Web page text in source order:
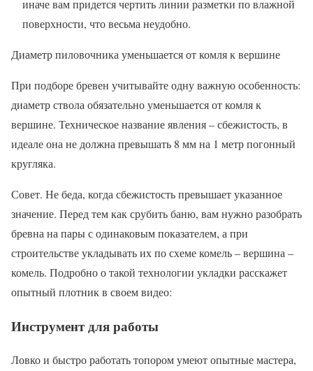
иначе вам придется чертить линии разметки по влажной
поверхности, что весьма неудобно.
Диаметр пиловочника уменьшается от комля к вершине
При подборе бревен учитывайте одну важную особенность:
диаметр ствола обязательно уменьшается от комля к
вершине. Техническое название явления – сбежистость, в
идеале она не должна превышать 8 мм на 1 метр погонный
кругляка.
Совет. Не беда, когда сбежистость превышает указанное
значение. Перед тем как срубить баню, вам нужно разобрать
бревна на пары с одинаковым показателем, а при
строительстве укладывать их по схеме комель – вершина –
комель. Подробно о такой технологии укладки расскажет
опытный плотник в своем видео:
Инструмент для работы
Ловко и быстро работать топором умеют опытные мастера,